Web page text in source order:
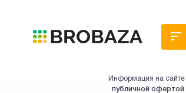
Информация на сайте
публичной офертой